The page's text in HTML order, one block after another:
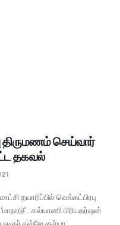
திருமணம் செய்வார்
தகவல்
தயாரிப்பில் வெங்கட்பிரபு
கல்யாணி பிரியதர்ஷன்